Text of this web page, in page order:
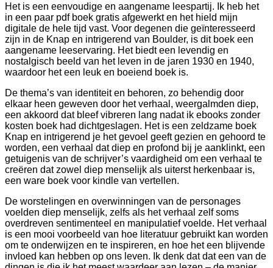
Het is een eenvoudige en aangename leespartij. Ik heb het
in een paar pdf boek gratis afgewerkt en het hield mijn
digitale de hele tijd vast. Voor degenen die geïnteresseerd
zijn in de Knap en intrigerend van Boulder, is dit boek een
aangename leeservaring. Het biedt een levendig en
nostalgisch beeld van het leven in de jaren 1930 en 1940,
waardoor het een leuk en boeiend boek is.
De thema’s van identiteit en behoren, zo behendig door
elkaar heen geweven door het verhaal, weergalmden diep,
een akkoord dat bleef vibreren lang nadat ik ebooks zonder
kosten boek had dichtgeslagen. Het is een zeldzame boek
Knap en intrigerend je het gevoel geeft gezien en gehoord te
worden, een verhaal dat diep en profond bij je aanklinkt, een
getuigenis van de schrijver’s vaardigheid om een verhaal te
creëren dat zowel diep menselijk als uiterst herkenbaar is,
een ware boek voor kindle van vertellen.
De worstelingen en overwinningen van de personages
voelden diep menselijk, zelfs als het verhaal zelf soms
overdreven sentimenteel en manipulatief voelde. Het verhaal
is een mooi voorbeeld van hoe literatuur gebruikt kan worden
om te onderwijzen en te inspireren, en hoe het een blijvende
invloed kan hebben op ons leven. Ik denk dat dat een van de